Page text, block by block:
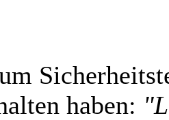
haben: